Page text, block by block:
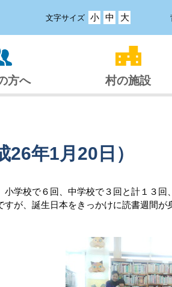
文字サイズ 小 中 大
方へ 村の施設
年1月20日）
学校で６回、中学校で３回と計１３回
が、誕生日本をきっかけに読書週間が